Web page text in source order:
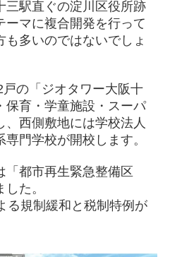
三駅直ぐの淀川区役所跡
ーマに複合開発を行って
多いのではないでしょ
戸の「ジオタワー大阪十
保育・学童施設・スーパ
、西側敷地には学校法人
門学校が開校します。
「都市再生緊急整備区
た。
る規制緩和と税制特例が